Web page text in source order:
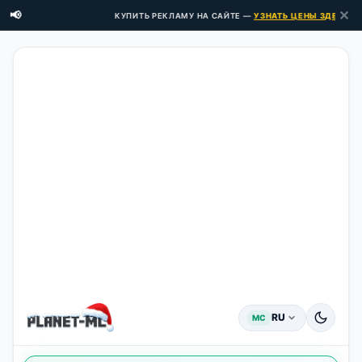
📢 КУПИТЬ РЕКЛАМУ НА САЙТЕ —УЗНАТЬ ЦЕНЫ ЗДЕСЬ → ✕
MC RU